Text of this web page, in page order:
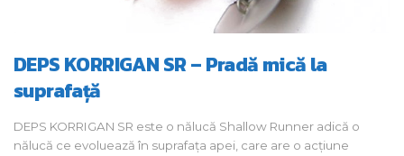
DEPS KORRIGAN SR – Pradă mică la
suprafață
DEPS KORRIGAN SR este o nălucă Shallow Runner adică o
nălucă ce evoluează în suprafața apei, care are o acțiune